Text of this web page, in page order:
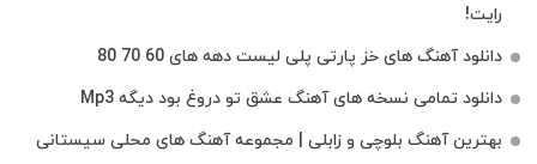
رایت!
دانلود آهنگ های خز پارتی پلی لیست دهه های 60 70 80
دانلود تمامی نسخه های آهنگ عشق تو دروغ بود دیگه Mp3
بهترین آهنگ بلوچی و زابلی | مجموعه آهنگ‌ های محلی سیستانی